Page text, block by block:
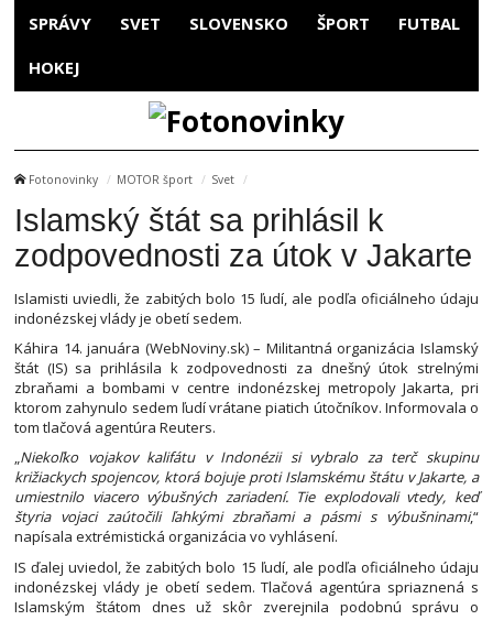
SPRÁVY SVET SLOVENSKO ŠPORT FUTBAL
HOKEJ
Fotonovinky MOTOR šport Svet
Islamský štát sa prihlásil k
zodpovednosti za útok v Jakarte
Islamisti uviedli, že zabitých bolo 15 ľudí, ale podľa oficiálneho údaju
indonézskej vlády je obetí sedem.
Káhira 14. januára (WebNoviny.sk) – Militantná organizácia Islamský
štát (IS) sa prihlásila k zodpovednosti za dnešný útok strelnými
zbraňami a bombami v centre indonézskej metropoly Jakarta, pri
ktorom zahynulo sedem ľudí vrátane piatich útočníkov. Informovala o
tom tlačová agentúra Reuters.
„Niekoľko vojakov kalifátu v Indonézii si vybralo za terč skupinu
križiackych spojencov, ktorá bojuje proti Islamskému štátu v Jakarte, a
umiestnilo viacero výbušných zariadení. Tie explodovali vtedy, keď
štyria vojaci zaútočili ľahkými zbraňami a pásmi s výbušninami,“
napísala extrémistická organizácia vo vyhlásení.
IS ďalej uviedol, že zabitých bolo 15 ľudí, ale podľa oficiálneho údaju
indonézskej vlády je obetí sedem. Tlačová agentúra spriaznená s
Islamským štátom dnes už skôr zverejnila podobnú správu o